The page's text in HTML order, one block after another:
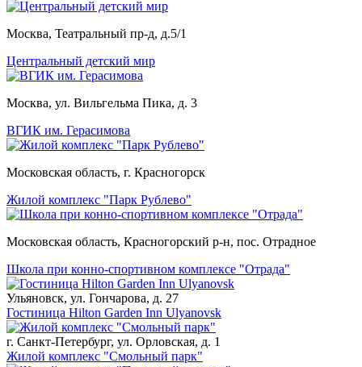
Москва, Театральный пр-д, д.5/1
Центральный детский мир
Москва, ул. Вильгельма Пика, д. 3
ВГИК им. Герасимова
Московская область, г. Красногорск
Жилой комплекс "Парк Рублево"
Московская область, Красногорский р-н, пос. Отрадное
Школа при конно-спортивном комплексе "Отрада"
Ульяновск, ул. Гончарова, д. 27
Гостиница Hilton Garden Inn Ulyanovsk
г. Санкт-Петербург, ул. Орловская, д. 1
Жилой комплекс "Смольный парк"